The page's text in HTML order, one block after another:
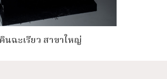
คินฉะเรียว สาขาใหญ่